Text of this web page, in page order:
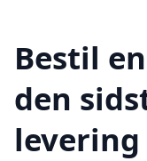
Bestil
den